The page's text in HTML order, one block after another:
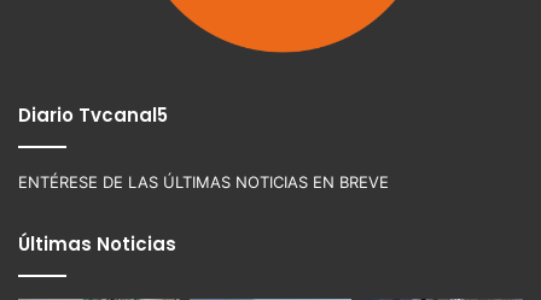
Diario Tvcanal5
ENTÉRESE DE LAS ÚLTIMAS NOTICIAS EN BREVE
Últimas Noticias